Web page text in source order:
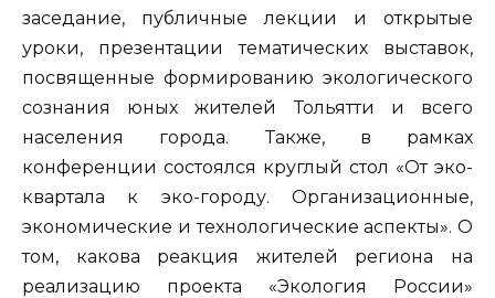
заседание, публичные лекции и открытые
уроки, презентации тематических выставок,
посвященные формированию экологического
сознания юных жителей Тольятти и всего
населения города. Также, в рамках
конференции состоялся круглый стол «От эко-
квартала к эко-городу. Организационные,
экономические и технологические аспекты». О
том, какова реакция жителей региона на
реализацию проекта «Экология России»